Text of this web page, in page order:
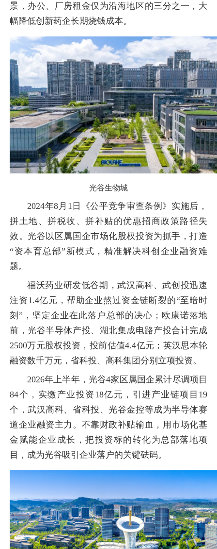
景，办公、厂房租金仅为沿海地区的三分之一，大
幅降低创新药企长期烧钱成本。
光谷生物城
2024年8月1日《公平竞争审查条例》实施后，
拼土地、拼税收、拼补贴的优惠招商政策路径失
效。光谷以区属国企市场化股权投资为抓手，打造
“资本育总部”新模式，精准解决科创企业融资难
题。
福沃药业研发低谷期，武汉高科、武创投迅速
注资1.4亿元，帮助企业熬过资金链断裂的“至暗时
刻”，坚定企业在此落户总部的决心；欧康诺落地
前，光谷半导体产投、湖北集成电路产投合计完成
2500万元股权投资，投前估值4.4亿元；英汉思本轮
融资数千万元，省科投、高科集团分别立项投资。
2026年上半年，光谷4家区属国企累计尽调项目
84个，实缴产业投资18亿元，引进产业链项目19
个，武汉高科、省科投、光谷金控等成为半导体赛
道企业融资主力。不靠财政补贴输血，用市场化基
金赋能企业成长，把投资标的转化为总部落地项
目，成为光谷吸引企业落户的关键砝码。